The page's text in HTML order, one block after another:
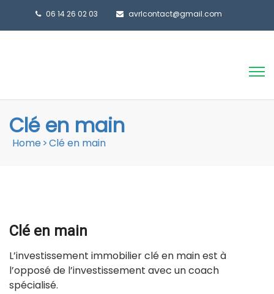
06 14 26 02 03 avrlcontact@gmail.com
Clé en main
Home>Clé en main
Clé en main
L’investissement immobilier clé en main est à
l’opposé de l’investissement avec un coach
spécialisé.